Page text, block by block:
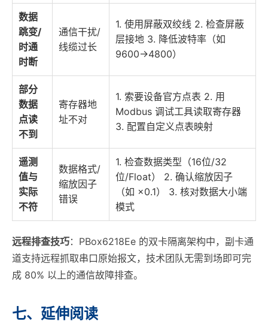
数据
跳变/
时通
时断
通信干扰/
线缆过长
1. 使用屏蔽双绞线 2. 检查屏蔽
层接地 3. 降低波特率（如
9600→4800）
部分
数据
点读
不到
寄存器地
址不对
1. 索要设备官方点表 2. 用
Modbus 调试工具读取寄存器
3. 配置自定义点表映射
遥测
值与
实际
不符
数据格式/
缩放因子
错误
1. 检查数据类型（16位/32
位/Float） 2. 确认缩放因子
（如 ×0.1） 3. 核对数据大小端
模式
远程排查技巧：PBox6218Ee 的双卡隔离架构中，副卡通
道支持远程抓取串口原始报文，技术团队无需到场即可完
成 80% 以上的通信故障排查。
七、延伸阅读